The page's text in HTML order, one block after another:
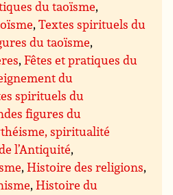
du taoïsme,
,Textes spirituels du
du taoïsme,
,Fêtes et pratiques du
du
spirituels du
figures du
spiritualité
l’Antiquité,
,Histoire des religions,
,Histoire du